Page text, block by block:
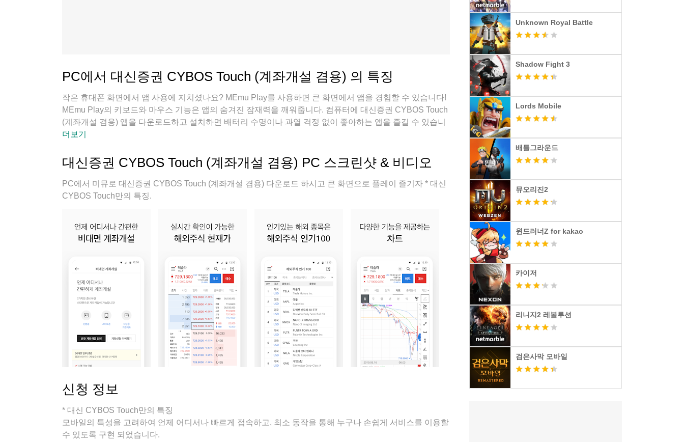
PC에서 대신증권 CYBOS Touch (계좌개설 겸용) 의 특징
작은 휴대폰 화면에서 앱 사용에 지치셨나요? MEmu Play를 사용하면 큰 화면에서 앱을 경험할 수 있습니다!
MEmu Play의 키보드와 마우스 기능은 앱의 숨겨진 잠재력을 깨워줍니다. 컴퓨터에 대신증권 CYBOS Touch
(계좌개설 겸용) 앱을 다운로드하고 설치하면 배터리 수명이나 과열 걱정 없이 좋아하는 앱을 즐길 수 있습니
다. MEmu Play를 사용하면 컴퓨터에서 앱을 쉽게 사용할 수 있으며, 언제나 고품질 경험을 보장합니다!
더보기
대신증권 CYBOS Touch (계좌개설 겸용) PC 스크린샷 & 비디오
PC에서 미뮤로 대신증권 CYBOS Touch (계좌개설 겸용) 다운로드 하시고 큰 화면으로 플레이 즐기자 * 대신
CYBOS Touch만의 특징.
신청 정보
* 대신 CYBOS Touch만의 특징
모바일의 특성을 고려하여 언제 어디서나 빠르게 접속하고, 최소 동작을 통해 누구나 손쉽게 서비스를 이용할
수 있도록 구현 되었습니다.
Unknown Royal Battle
Shadow Fight 3
Lords Mobile
배틀그라운드
뮤오리진2
윈드러너Z for kakao
카이저
리니지2 레볼루션
검은사막 모바일